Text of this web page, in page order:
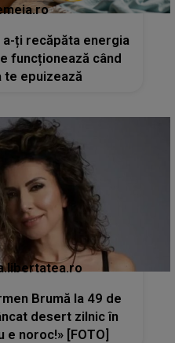
ți recăpăta energia
funcționează când
te epuizează
Brumă la 49 de
desert zilnic în
e noroc!» [FOTO]